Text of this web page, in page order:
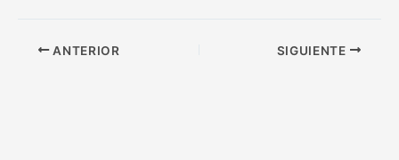
ANTERIOR SIGUIENTE